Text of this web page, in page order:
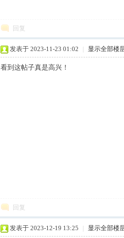
回复
发表于 2023-11-23 01:02 | 显示全部楼
看到这帖子真是高兴！
回复
发表于 2023-12-19 13:25 | 显示全部楼